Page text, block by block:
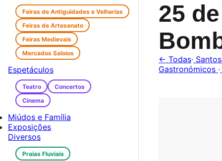
25
← Todas·
Gastronómicos ·
Feiras de Antiguidades e Velharias
Feiras de Artesanato
Feiras Medievais
Mercados Saloios
Espetáculos
Teatro
Concertos
Cinema
Miúdos e Família
Exposições
Diversos
Praias Fluviais